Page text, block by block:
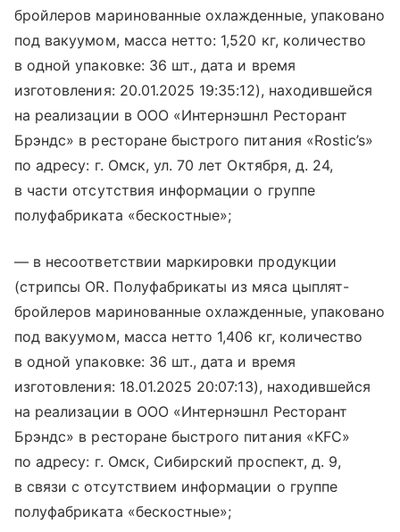
бройлеров маринованные охлажденные, упаковано
под вакуумом, масса нетто: 1,520 кг, количество
в одной упаковке: 36 шт., дата и время
изготовления: 20.01.2025 19:35:12), находившейся
на реализации в ООО «Интернэшнл Ресторант
Брэндс» в ресторане быстрого питания «Rostic’s»
по адресу: г. Омск, ул. 70 лет Октября, д. 24,
в части отсутствия информации о группе
полуфабриката «бескостные»;
— в несоответствии маркировки продукции
(стрипсы OR. Полуфабрикаты из мяса цыплят-
бройлеров маринованные охлажденные, упаковано
под вакуумом, масса нетто 1,406 кг, количество
в одной упаковке: 36 шт., дата и время
изготовления: 18.01.2025 20:07:13), находившейся
на реализации в ООО «Интернэшнл Ресторант
Брэндс» в ресторане быстрого питания «KFC»
по адресу: г. Омск, Сибирский проспект, д. 9,
в связи с отсутствием информации о группе
полуфабриката «бескостные»;